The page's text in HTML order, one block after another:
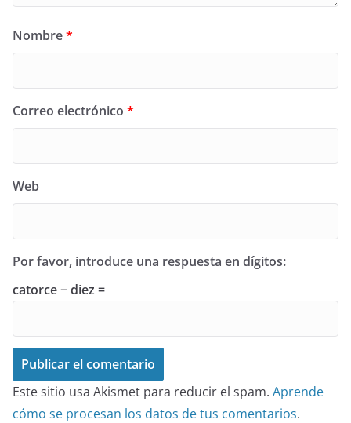
Nombre*
Correo electrónico *
Web
Por favor, introduce una respuesta en dígitos:
catorce − diez =
Este sitio usa Akismet para reducir el spam. Aprende
cómo se procesan los datos de tus comentarios.